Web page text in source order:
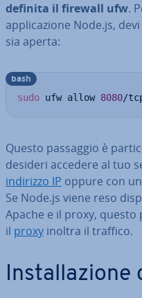
de­fi­ni­ta il firewall ufw.
ap­pli­ca­zio­ne Node.js,
sia aperta:
sudo ufw allow 8080/
bash
Questo passaggio è
desideri accedere al tuo
indirizzo IP oppure con
Se Node.js viene reso
Apache e il proxy, questo
il proxy inoltra il traffico.
In­stal­la­zio­ne